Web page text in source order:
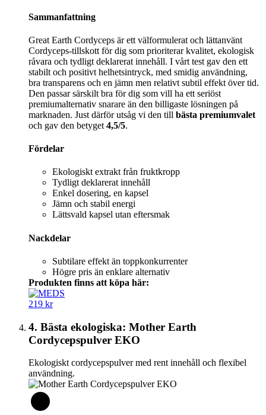
Sammanfattning
Great Earth Cordyceps är ett välformulerat och lättanvänt
Cordyceps-tillskott för dig som prioriterar kvalitet, ekologisk
råvara och tydligt deklarerat innehåll. I vårt test gav den ett
stabilt och positivt helhetsintryck, med smidig användning,
bra transparens och en jämn men relativt subtil effekt över tid.
Den passar särskilt bra för dig som vill ha ett seriöst
premiumalternativ snarare än den billigaste lösningen på
marknaden. Just därför utsåg vi den till bästa premiumvalet
och gav den betyget 4,5/5.
Fördelar
Ekologiskt extrakt från fruktkropp
Tydligt deklarerat innehåll
Enkel dosering, en kapsel
Jämn och stabil energi
Lättsvald kapsel utan eftersmak
Nackdelar
Subtilare effekt än toppkonkurrenter
Högre pris än enklare alternativ
Produkten finns att köpa här:
219 kr
4. Bästa ekologiska: Mother Earth
Cordycepspulver EKO
Ekologiskt cordycepspulver med rent innehåll och flexibel
användning.